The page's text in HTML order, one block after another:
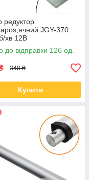
редуктор
JGY-370
хв 12В
до відправки 126 од.
348 ₴
Купити